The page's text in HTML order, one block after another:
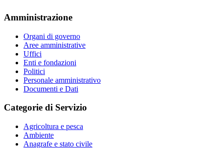
Amministrazione
Organi di governo
Aree amministrative
Uffici
Enti e fondazioni
Politici
Personale amministrativo
Documenti e Dati
Categorie di Servizio
Agricoltura e pesca
Ambiente
Anagrafe e stato civile